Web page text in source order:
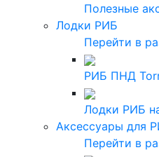
Полезные
Лодки РИБ
Перейти в
РИБ ПНД
Лодки РИБ
Аксессуары для
Перейти в